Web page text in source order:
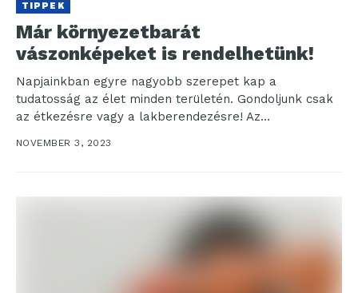
TIPPEK
Már környezetbarát
vászonképeket is rendelhetünk!
Napjainkban egyre nagyobb szerepet kap a
tudatosság az élet minden területén. Gondoljunk csak
az étkezésre vagy a lakberendezésre! Az
NOVEMBER 3, 2023